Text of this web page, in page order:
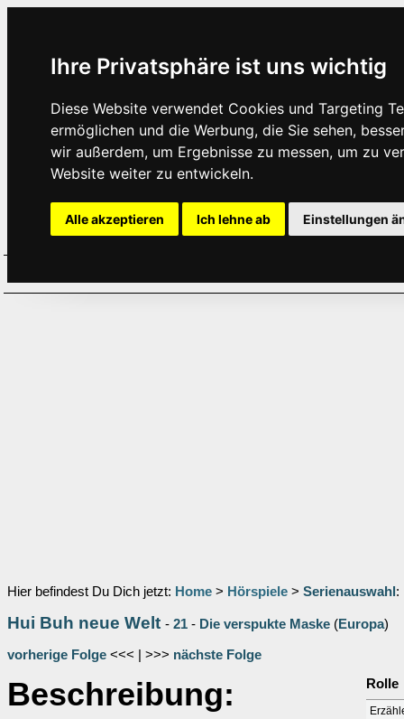
Ihre Privatsphäre ist uns wichtig
Diese Website verwendet Cookies und Targeting
ermöglichen und die Werbung, die Sie sehen,
wir außerdem, um Ergebnisse zu messen, um zu
Website weiter zu entwickeln.
Alle akzeptieren Ich lehne ab Einstellungen
Hier befindest Du Dich jetzt: Home > Hörspiele > Serienauswahl :
Hui Buh neue Welt - 21 - Die verspukte Maske (Europa)
vorherige Folge <<< | >>> nächste Folge
Beschreibung: Rolle